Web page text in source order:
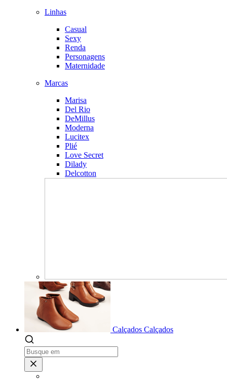
Linhas
Casual
Sexy
Renda
Personagens
Maternidade
Marcas
Marisa
Del Rio
DeMillus
Moderna
Lucitex
Plié
Love Secret
Dilady
Delcotton
Calçados Calçados